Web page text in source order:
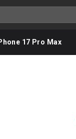
17 Pro Max